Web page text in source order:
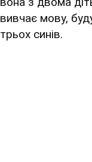
вивчає мову,
трьох синів.